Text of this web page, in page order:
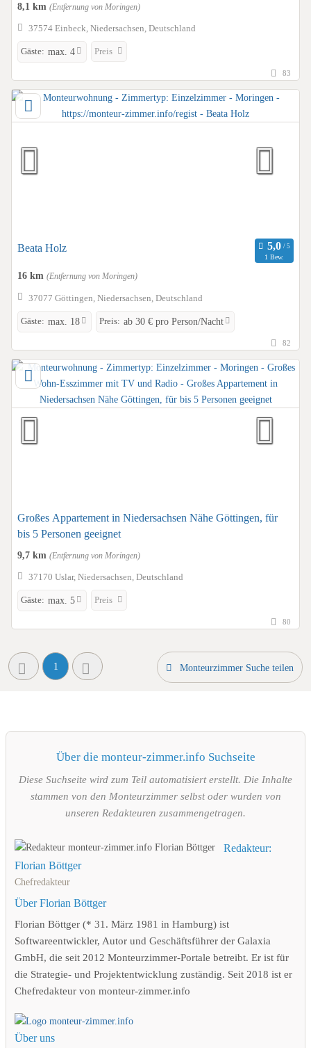
8,1 km (Entfernung von Moringen)
37574 Einbeck, Niedersachsen, Deutschland
Gäste: max. 4 Preis
83
Beata Holz
1 Bew.
16 km (Entfernung von Moringen)
37077 Göttingen, Niedersachsen, Deutschland
Gäste: max. 18 Preis: ab 30 € pro Person/Nacht
82
Großes Appartement in Niedersachsen Nähe Göttingen, für
bis 5 Personen geeignet
9,7 km (Entfernung von Moringen)
37170 Uslar, Niedersachsen, Deutschland
Gäste: max. 5 Preis
80
1 Monteurzimmer Suche teilen
Über die monteur-zimmer.info Suchseite
Diese Suchseite wird zum Teil automatisiert erstellt. Die Inhalte
stammen von den Monteurzimmer selbst oder wurden von
unseren Redakteuren zusammengetragen.
Redakteur:
Florian Böttger
Chefredakteur
Über Florian Böttger
Florian Böttger (* 31. März 1981 in Hamburg) ist
Softwareentwickler, Autor und Geschäftsführer der Galaxia
GmbH, die seit 2012 Monteurzimmer-Portale betreibt. Er ist für
die Strategie- und Projektentwicklung zuständig. Seit 2018 ist er
Chefredakteur von monteur-zimmer.info
Über uns